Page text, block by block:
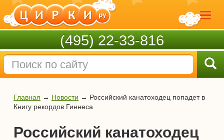
(495) 22-33-816
Главная → Новости → Российский канатоходец попадет в
Книгу рекордов Гиннеса
Российский канатоходец